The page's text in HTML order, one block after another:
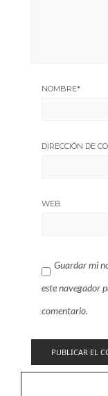
NOMBRE*
DIRECCIÓN DE
WEB
Guardar mi
este navegador
comentario.